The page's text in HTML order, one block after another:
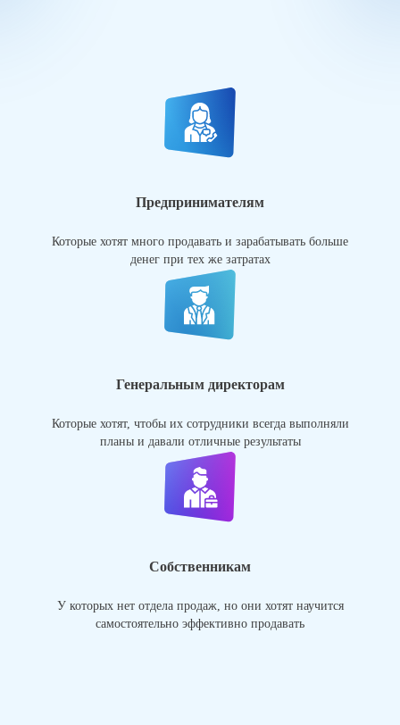
Предпринимателям
Которые хотят много продавать и зарабатывать больше
денег при тех же затратах
Генеральным директорам
Которые хотят, чтобы их сотрудники всегда выполняли
планы и давали отличные результаты
Собственникам
У которых нет отдела продаж, но они хотят научится
самостоятельно эффективно продавать